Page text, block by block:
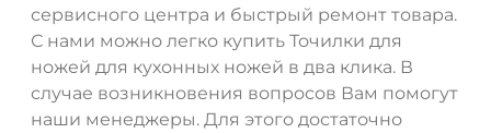
сервисного центра и быстрый ремонт товара.
С нами можно легко купить Точилки для
ножей для кухонных ножей в два клика. В
случае возникновения вопросов Вам помогут
наши менеджеры. Для этого достаточно